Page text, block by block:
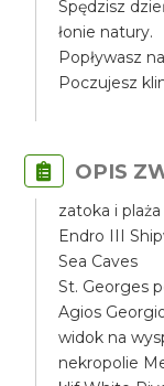
Spędzisz
łonie natury.
Popływasz
Poczujesz
OPIS
zatoka i
Endro III
Sea Caves
St. Georges
Agios
widok na
nekropolie